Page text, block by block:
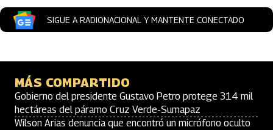
SIGUE A RADIONACIONAL Y MANTENTE CONECTADO
MÁS COMPARTIDO
Gobierno del presidente Gustavo Petro protege 314 mil
hectáreas del páramo Cruz Verde-Sumapaz
Wilson Arias denuncia que encontró un micrófono oculto